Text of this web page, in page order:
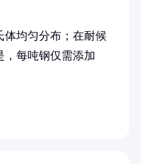
体均匀分布；在耐候
，每吨钢仅需添加